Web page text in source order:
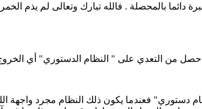
بالمحصلة . فالله تبارك وتعالى لم يذم
دستوري" فعندما يكون ذلك النظام مجرد واجهة